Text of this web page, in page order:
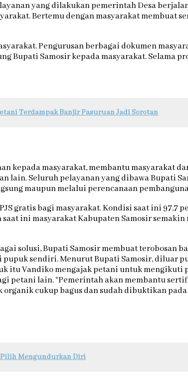
yang dilakukan pemerintah Desa
Bertemu dengan masyarakat membuat
Pengurusan berbagai dokumen
Bupati Samosir kepada masyarakat. Selama
Terdampak Banjir Pasuruan Jadi Sorotan
kepada masyarakat, membantu masyarakat
Seluruh pelayanan yang dibawa Bupati
maupun melalui perencanaan
gratis bagi masyarakat. Kondisi saat ini 97,7
ini masyarakat Kabupaten Samosir
solusi, Bupati Samosir membuat terobosan
sendiri. Menurut Bupati Samosir, diluar
itu Vandiko mengajak petani untuk mengikuti
petani lain. “Pemerintah akan membantu
cukup bagus dan sudah dibuktikan
Pilih Mengundurkan Diri